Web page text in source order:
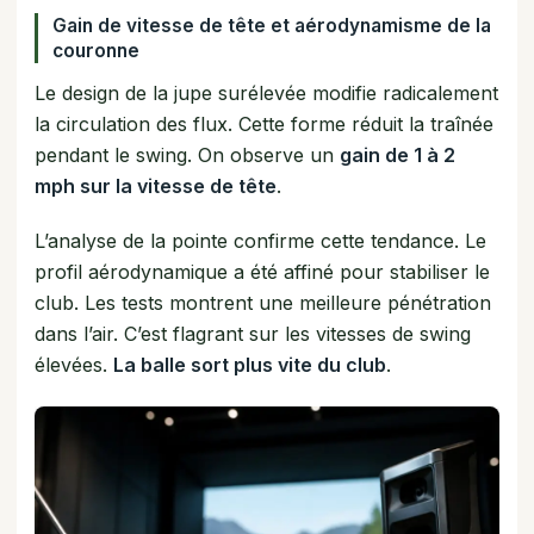
Gain de vitesse de tête et aérodynamisme de la
couronne
Le design de la jupe surélevée modifie radicalement
la circulation des flux. Cette forme réduit la traînée
pendant le swing. On observe un gain de 1 à 2
mph sur la vitesse de tête.
L’analyse de la pointe confirme cette tendance. Le
profil aérodynamique a été affiné pour stabiliser le
club. Les tests montrent une meilleure pénétration
dans l’air. C’est flagrant sur les vitesses de swing
élevées. La balle sort plus vite du club.